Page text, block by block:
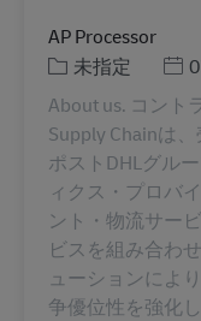
AP Processor
类别未指定
About us. コント
Supply Chainは
ポストDHLグル
ィクス・プロバ
ント・物流サー
ビスを組み合わ
ューションによ
争優位性を強化